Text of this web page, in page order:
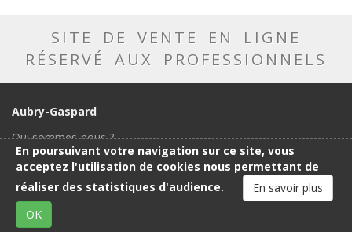
SITE DE VENTE EN LIGNE
RÉSERVÉ AUX PROFESSIONNELS
Aubry-Gaspard
Qui sommes-nous ?
Notre métier
Catalogue
Notre showroom
Conditions générales de vente
Contact
En poursuivant votre navigation sur ce site, vous
acceptez l'utilisation de cookies nous permettant de
réaliser des statistiques d'audience.
En savoir plus
OK